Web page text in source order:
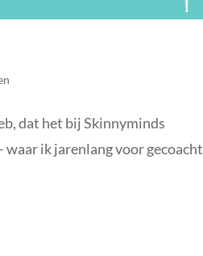
dat het bij Skinnyminds
ik jarenlang voor gecoacht